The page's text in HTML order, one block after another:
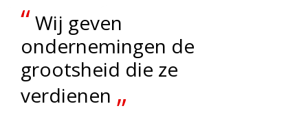
“Wij geven
ondernemingen de
grootsheid die ze
verdienen „